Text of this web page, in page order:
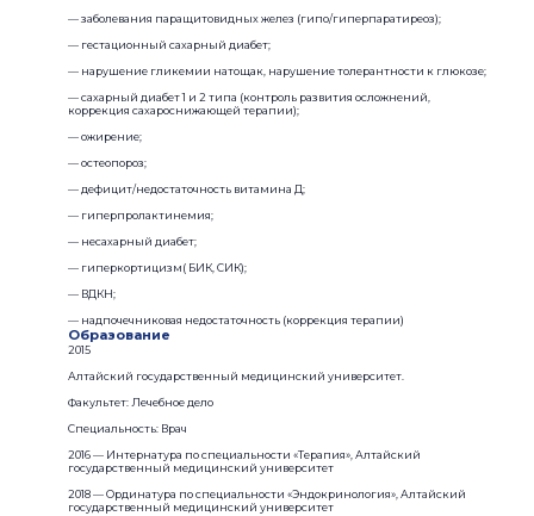
— заболевания паращитовидных желез (гипо/гиперпаратиреоз);
— гестационный сахарный диабет;
— нарушение гликемии натощак, нарушение толерантности к глюкозе;
— сахарный диабет 1 и 2 типа (контроль развития осложнений,
коррекция сахароснижающей терапии);
— ожирение;
— остеопороз;
— дефицит/недостаточность витамина Д;
— гиперпролактинемия;
— несахарный диабет;
— гиперкортицизм( БИК, СИК);
— ВДКН;
— надпочечниковая недостаточность (коррекция терапии)
Образование
2015
Алтайский государственный медицинский университет.
Факультет: Лечебное дело
Специальность: Врач
2016 — Интернатура по специальности «Терапия», Алтайский
государственный медицинский университет
2018 — Ординатура по специальности «Эндокринология», Алтайский
государственный медицинский университет